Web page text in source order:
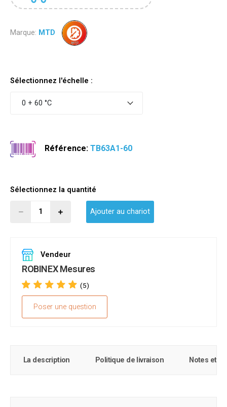
Marque: MTD
Sélectionnez l'échelle :
0 + 60 °C
Référence:TB63A1-60
Sélectionnez la quantité
Ajouter au chariot
Vendeur
ROBINEX Mesures
(5)
Poser une question
La description Politique de livraison Notes et